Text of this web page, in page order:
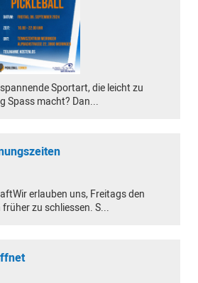
Sportart, die leicht zu
Spass macht? Dan...
erlauben uns, Freitags den
zu schliessen. S...